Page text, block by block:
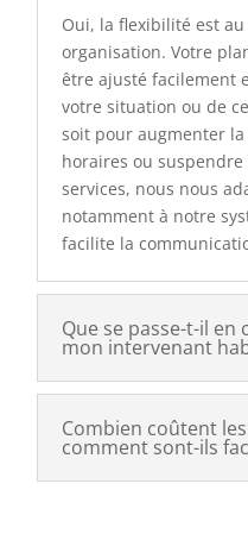
Oui, la flexibilité est
organisation. Votre
être ajusté facilement
votre situation ou de
soit pour augmenter
horaires ou
services, nous nous
notamment à notre
facilite la
Que se passe-t-il en
mon intervenant
Combien coûtent
comment sont-ils